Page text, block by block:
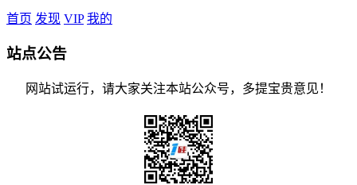
首页 发现 VIP 我的
站点公告
网站试运行，请大家关注本站公众号，多提宝贵意见！